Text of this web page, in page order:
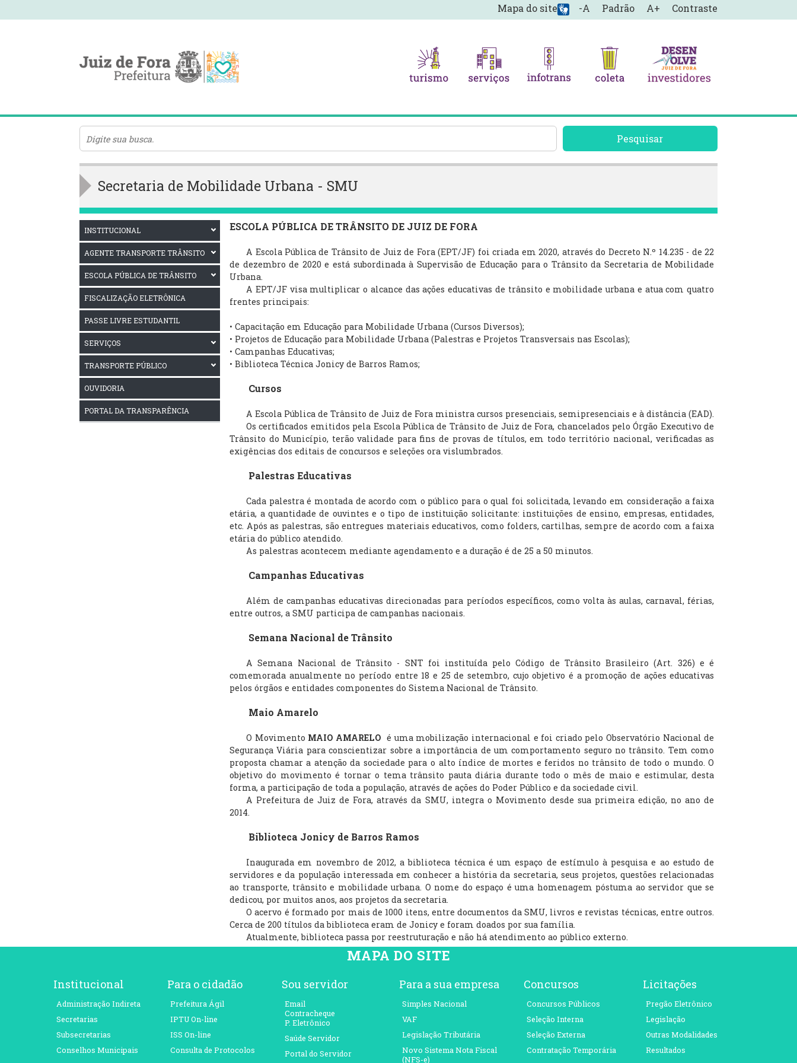
-A Padrão A+ Contraste
Mapa do site
Pesquisar
Secretaria de Mobilidade Urbana - SMU
INSTITUCIONAL
AGENTE TRANSPORTE TRÂNSITO
ESCOLA PÚBLICA DE TRÂNSITO
FISCALIZAÇÃO ELETRÔNICA
PASSE LIVRE ESTUDANTIL
SERVIÇOS
TRANSPORTE PÚBLICO
OUVIDORIA
PORTAL DA TRANSPARÊNCIA
ESCOLA PÚBLICA DE TRÂNSITO DE JUIZ DE FORA
A Escola Pública de Trânsito de Juiz de Fora (EPT/JF) foi criada em 2020, através do Decreto N.º 14.235 - de 22
de dezembro de 2020 e está subordinada à Supervisão de Educação para o Trânsito da Secretaria de Mobilidade
Urbana.
A EPT/JF visa multiplicar o alcance das ações educativas de trânsito e mobilidade urbana e atua com quatro
frentes principais:
• Capacitação em Educação para Mobilidade Urbana (Cursos Diversos);
• Projetos de Educação para Mobilidade Urbana (Palestras e Projetos Transversais nas Escolas);
• Campanhas Educativas;
• Biblioteca Técnica Jonicy de Barros Ramos;
Cursos
A Escola Pública de Trânsito de Juiz de Fora ministra cursos presenciais, semipresenciais e à distância (EAD).
Os certificados emitidos pela Escola Pública de Trânsito de Juiz de Fora, chancelados pelo Órgão Executivo de
Trânsito do Município, terão validade para fins de provas de títulos, em todo território nacional, verificadas as
exigências dos editais de concursos e seleções ora vislumbrados.
Palestras Educativas
Cada palestra é montada de acordo com o público para o qual foi solicitada, levando em consideração a faixa
etária, a quantidade de ouvintes e o tipo de instituição solicitante: instituições de ensino, empresas, entidades,
etc. Após as palestras, são entregues materiais educativos, como folders, cartilhas, sempre de acordo com a faixa
etária do público atendido.
As palestras acontecem mediante agendamento e a duração é de 25 a 50 minutos.
Campanhas Educativas
Além de campanhas educativas direcionadas para períodos específicos, como volta às aulas, carnaval, férias,
entre outros, a SMU participa de campanhas nacionais.
Semana Nacional de Trânsito
A Semana Nacional de Trânsito - SNT foi instituída pelo Código de Trânsito Brasileiro (Art. 326) e é
comemorada anualmente no período entre 18 e 25 de setembro, cujo objetivo é a promoção de ações educativas
pelos órgãos e entidades componentes do Sistema Nacional de Trânsito.
Maio Amarelo
O Movimento MAIO AMARELO é uma mobilização internacional e foi criado pelo Observatório Nacional de
Segurança Viária para conscientizar sobre a importância de um comportamento seguro no trânsito. Tem como
proposta chamar a atenção da sociedade para o alto índice de mortes e feridos no trânsito de todo o mundo. O
objetivo do movimento é tornar o tema trânsito pauta diária durante todo o mês de maio e estimular, desta
forma, a participação de toda a população, através de ações do Poder Público e da sociedade civil.
A Prefeitura de Juiz de Fora, através da SMU, integra o Movimento desde sua primeira edição, no ano de
2014.
Biblioteca Jonicy de Barros Ramos
Inaugurada em novembro de 2012, a biblioteca técnica é um espaço de estímulo à pesquisa e ao estudo de
servidores e da população interessada em conhecer a história da secretaria, seus projetos, questões relacionadas
ao transporte, trânsito e mobilidade urbana. O nome do espaço é uma homenagem póstuma ao servidor que se
dedicou, por muitos anos, aos projetos da secretaria.
O acervo é formado por mais de 1000 itens, entre documentos da SMU, livros e revistas técnicas, entre outros.
Cerca de 200 títulos da biblioteca eram de Jonicy e foram doados por sua família.
Atualmente, biblioteca passa por reestruturação e não há atendimento ao público externo.
MAPA DO SITE
Institucional
Administração Indireta
Secretarias
Subsecretarias
Conselhos Municipais
Para o cidadão
Prefeitura Ágil
IPTU On-line
ISS On-line
Consulta de Protocolos
Sou servidor
Email
Contracheque
P. Eletrônico
Saúde Servidor
Portal do Servidor
Para a sua empresa
Simples Nacional
VAF
Legislação Tributária
Novo Sistema Nota Fiscal
(NFS-e)
Concursos
Concursos Públicos
Seleção Interna
Seleção Externa
Contratação Temporária
Licitações
Pregão Eletrônico
Legislação
Outras Modalidades
Resultados